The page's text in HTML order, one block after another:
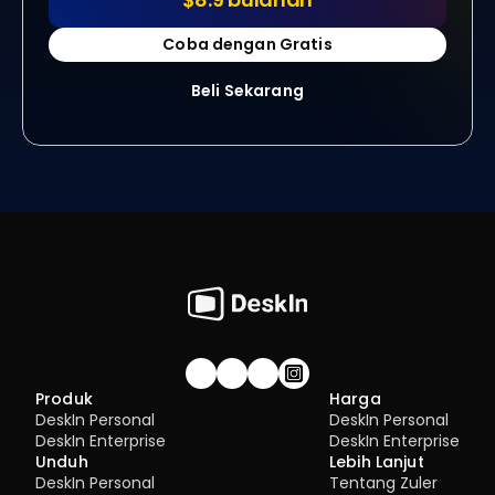
Coba dengan Gratis
Beli Sekarang
Gabung komunitas!
Produk
DeskIn Personal
DeskIn Enterprise
Unduh
DeskIn Personal
Harga
DeskIn Personal
DeskIn Enterprise
Lebih Lanjut
Tentang Zuler